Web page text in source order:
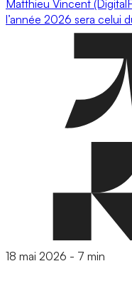
Matthieu Vincent
l’année 2026 sera celui
18 mai 2026 - 7 min